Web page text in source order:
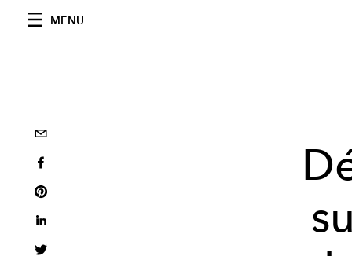
MENU